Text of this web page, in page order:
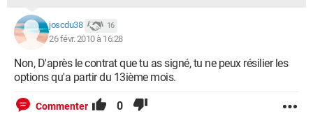
joscdu38 16
26 févr. 2010 à 16:28
Non, D'après le contrat que tu as signé, tu ne peux résilier les
options qu'a partir du 13ième mois.
Commenter 0